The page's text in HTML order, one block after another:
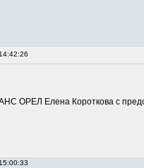
ОРЕЛ Елена Короткова с